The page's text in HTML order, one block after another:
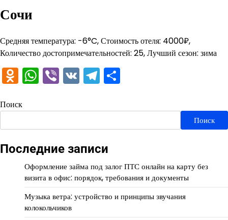
Сочи
Средняя температура: -6°C, Стоимость отеля: 4000₽,
Количество достопримечательностей: 25, Лучший сезон: зима
Odnoklassniki
WhatsApp
Viber
VKTelegram
Поиск
Поиск
Последние записи
Оформление займа под залог ПТС онлайн на карту без
визита в офис: порядок, требования и документы
Музыка ветра: устройство и принципы звучания
колокольчиков